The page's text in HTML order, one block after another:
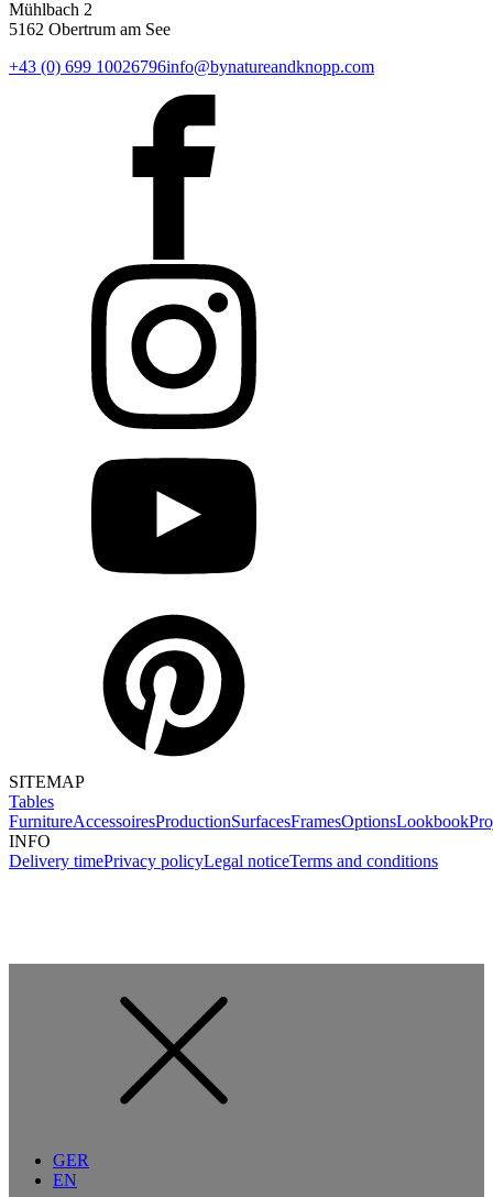
Mühlbach 2
5162 Obertrum am See
+43 (0) 699 10026796info@bynatureandknopp.com
SITEMAP
Tables
FurnitureAccessoiresProductionSurfacesFramesOptionsLookbook
INFO
Delivery timePrivacy policyLegal noticeTerms and conditions
GER
EN